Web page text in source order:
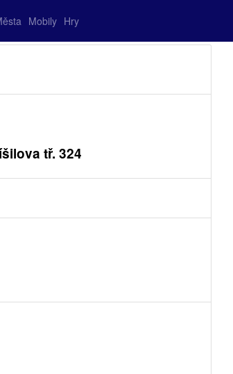
Mobily Hry
tř. 324